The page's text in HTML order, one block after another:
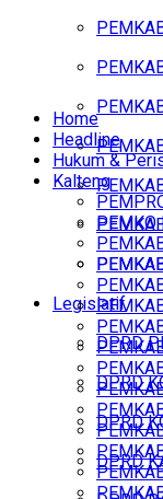
Legislatif
DPRD
DPRD
DPRD
DPRD
Home
Headline
Hukum &
Kalteng
PEMKO